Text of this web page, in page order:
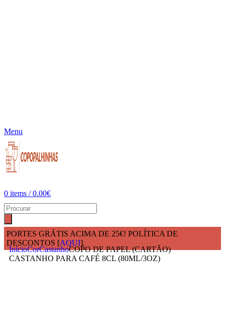
Menu
0 items / 0.00€
PORTES GRÁTIS ACIMA DE 25€! POLÍTICA DE
DESCONTOS [AQUI].
InícioCorCastanhoCOPO DE PAPEL (CARTÃO)
CASTANHO PARA CAFÉ 8CL (80ML/3OZ)